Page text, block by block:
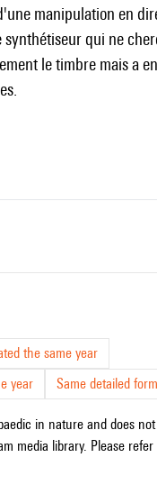
manipulation en
qui ne
le timbre mais a
the same year
year
Same detailed
in nature and does
media library. Please